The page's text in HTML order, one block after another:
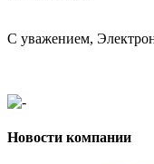
С уважением,
Новости компании